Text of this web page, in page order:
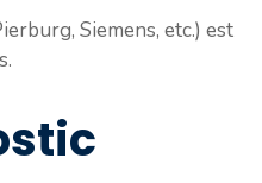
Siemens, etc.) est